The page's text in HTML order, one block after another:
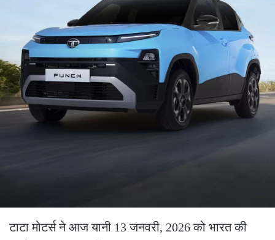
टाटा मोटर्स ने आज यानी 13 जनवरी, 2026 को भारत की